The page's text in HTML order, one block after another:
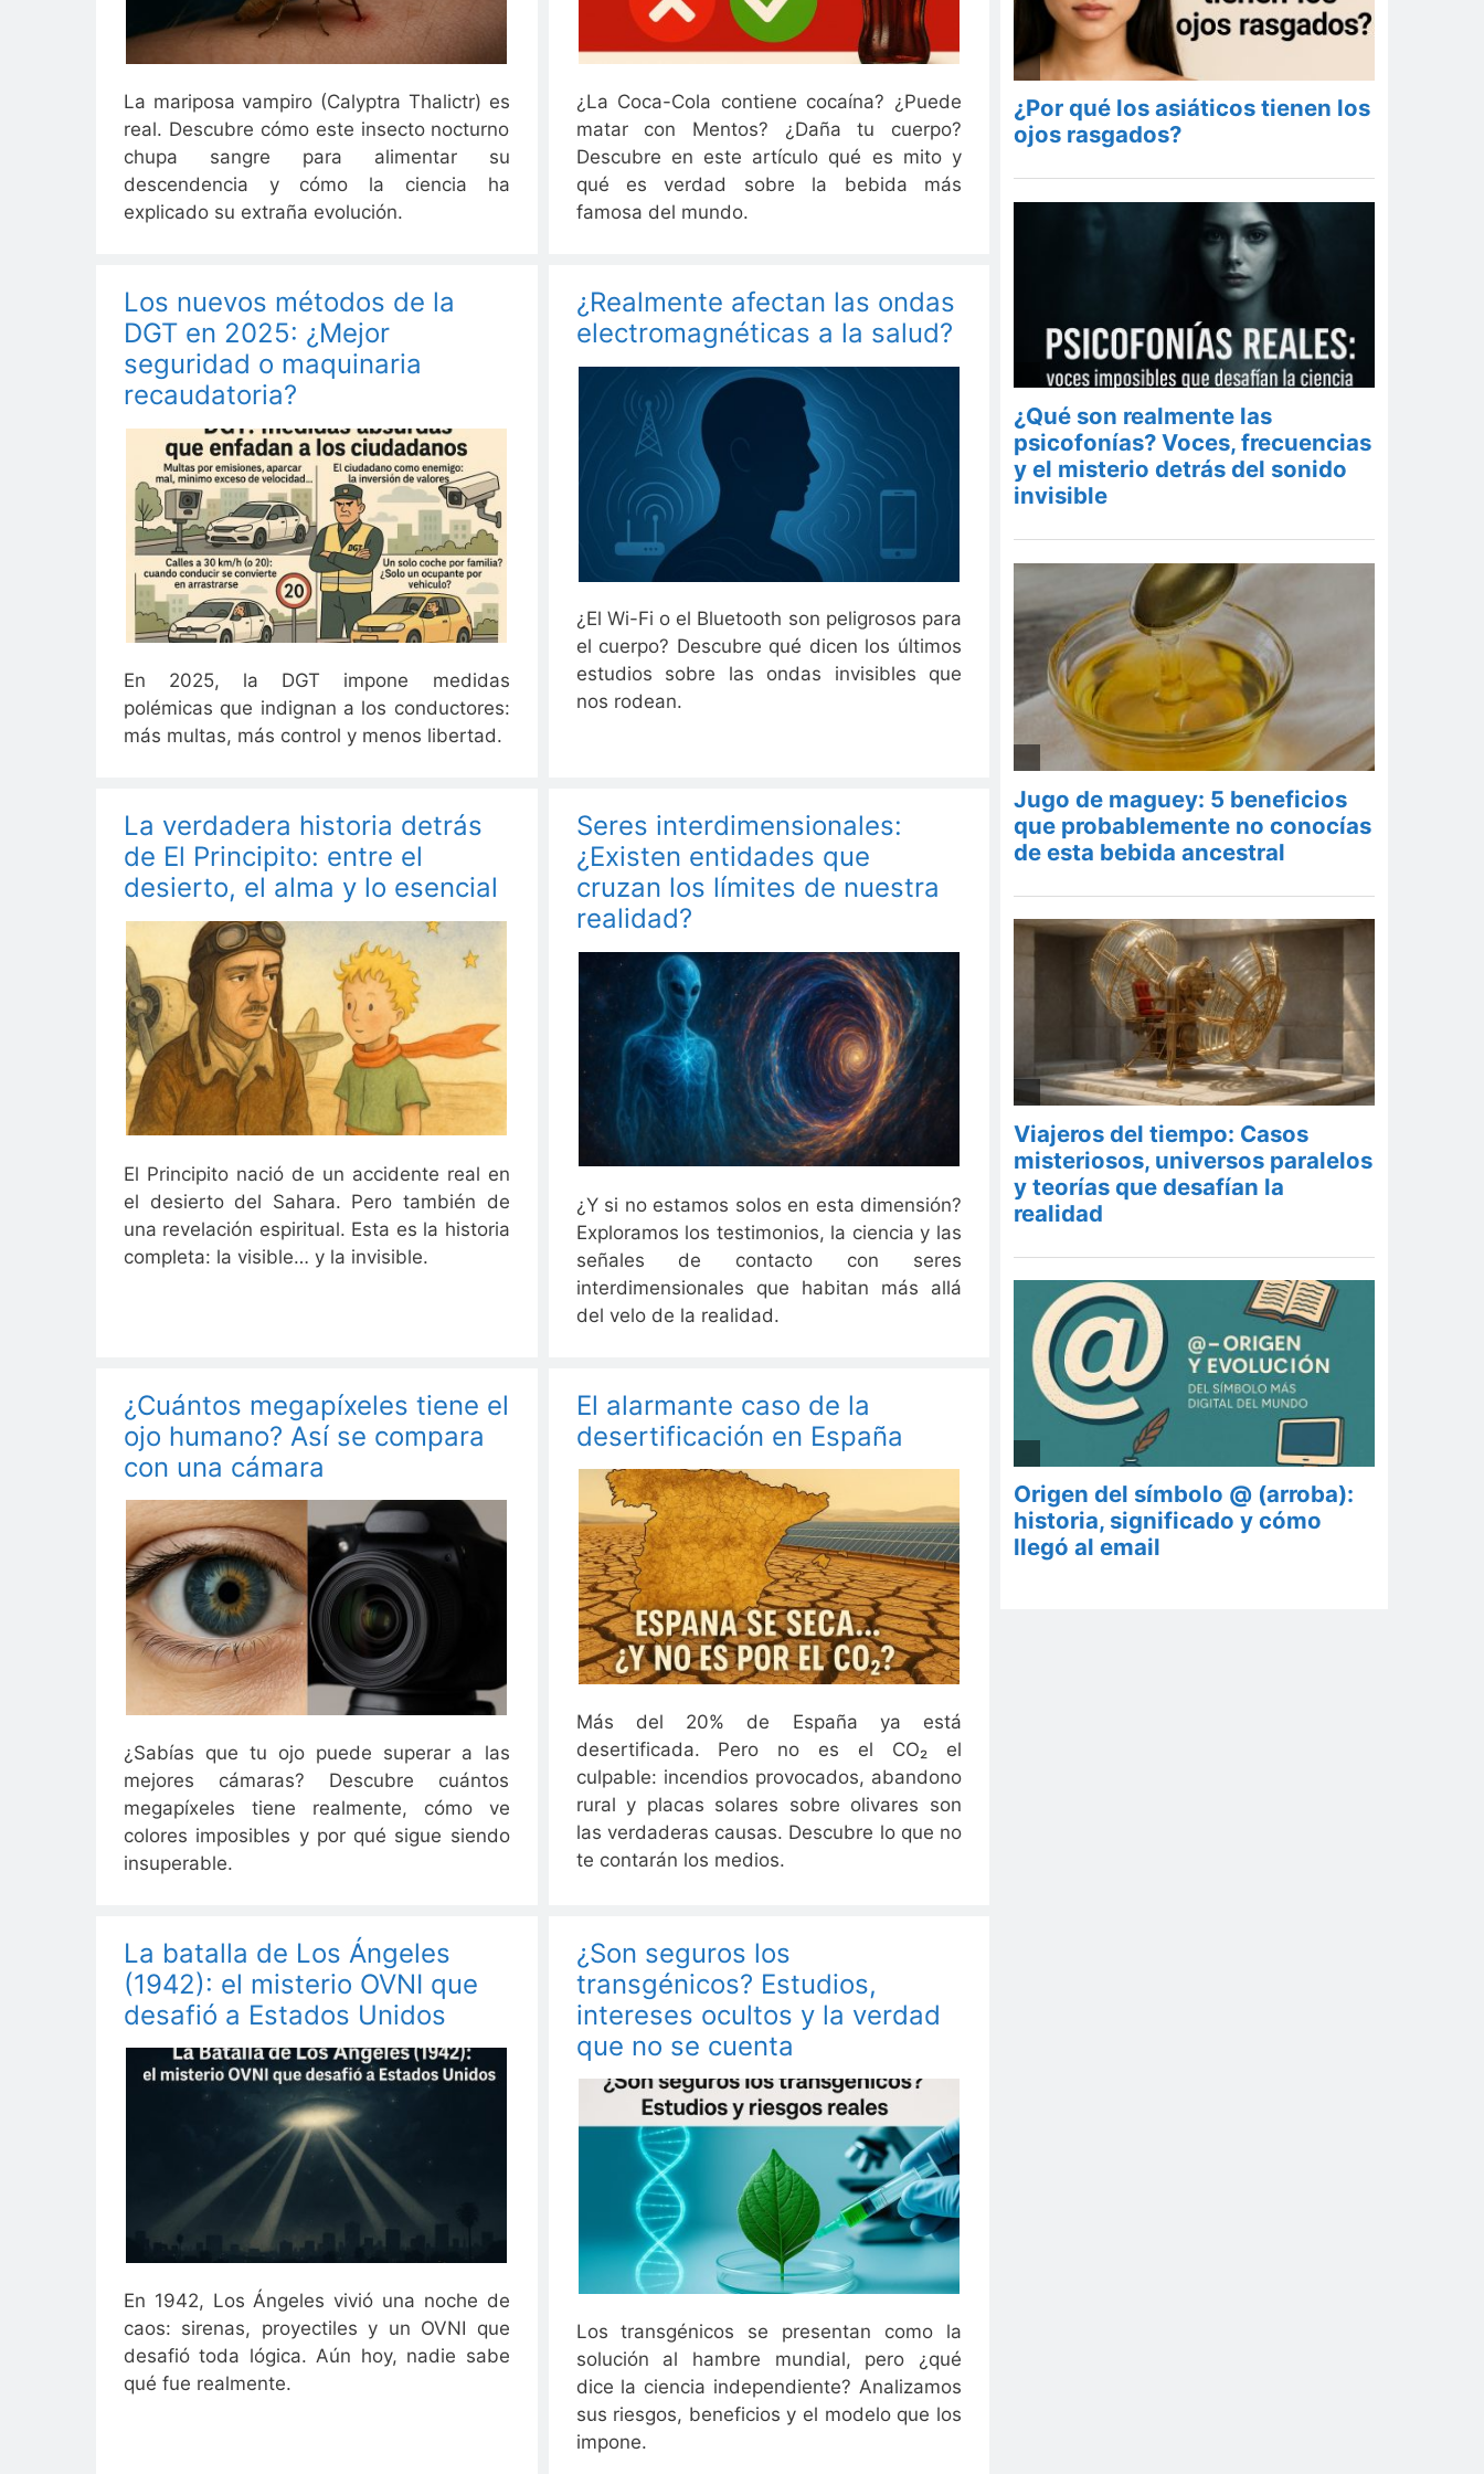
La mariposa vampiro (Calyptra Thalictr) es
real. Descubre cómo este insecto nocturno
chupa sangre para alimentar su
descendencia y cómo la ciencia ha
explicado su extraña evolución.
¿La Coca-Cola contiene cocaína? ¿Puede
matar con Mentos? ¿Daña tu cuerpo?
Descubre en este artículo qué es mito y
qué es verdad sobre la bebida más
famosa del mundo.
Los nuevos métodos de la
DGT en 2025: ¿Mejor
seguridad o maquinaria
recaudatoria?
En 2025, la DGT impone medidas
polémicas que indignan a los conductores:
más multas, más control y menos libertad.
¿Realmente afectan las ondas
electromagnéticas a la salud?
¿El Wi-Fi o el Bluetooth son peligrosos para
el cuerpo? Descubre qué dicen los últimos
estudios sobre las ondas invisibles que
nos rodean.
La verdadera historia detrás
de El Principito: entre el
desierto, el alma y lo esencial
El Principito nació de un accidente real en
el desierto del Sahara. Pero también de
una revelación espiritual. Esta es la historia
completa: la visible… y la invisible.
Seres interdimensionales:
¿Existen entidades que
cruzan los límites de nuestra
realidad?
¿Y si no estamos solos en esta dimensión?
Exploramos los testimonios, la ciencia y las
señales de contacto con seres
interdimensionales que habitan más allá
del velo de la realidad.
¿Cuántos megapíxeles tiene el
ojo humano? Así se compara
con una cámara
¿Sabías que tu ojo puede superar a las
mejores cámaras? Descubre cuántos
megapíxeles tiene realmente, cómo ve
colores imposibles y por qué sigue siendo
insuperable.
El alarmante caso de la
desertificación en España
Más del 20% de España ya está
desertificada. Pero no es el CO₂ el
culpable: incendios provocados, abandono
rural y placas solares sobre olivares son
las verdaderas causas. Descubre lo que no
te contarán los medios.
La batalla de Los Ángeles
(1942): el misterio OVNI que
desafió a Estados Unidos
En 1942, Los Ángeles vivió una noche de
caos: sirenas, proyectiles y un OVNI que
desafió toda lógica. Aún hoy, nadie sabe
qué fue realmente.
¿Son seguros los
transgénicos? Estudios,
intereses ocultos y la verdad
que no se cuenta
Los transgénicos se presentan como la
solución al hambre mundial, pero ¿qué
dice la ciencia independiente? Analizamos
sus riesgos, beneficios y el modelo que los
impone.